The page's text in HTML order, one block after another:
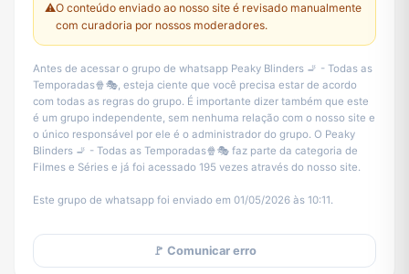
⚠️O conteúdo enviado ao nosso site é revisado manualmente
com curadoria por nossos moderadores.
Antes de acessar o grupo de whatsapp Peaky Blinders 🚬 - Todas as
Temporadas🍿🎭, esteja ciente que você precisa estar de acordo
com todas as regras do grupo. É importante dizer também que este
é um grupo independente, sem nenhuma relação com o nosso site e
o único responsável por ele é o administrador do grupo. O Peaky
Blinders 🚬 - Todas as Temporadas🍿🎭 faz parte da categoria de
Filmes e Séries e já foi acessado 195 vezes através do nosso site.
Este grupo de whatsapp foi enviado em 01/05/2026 às 10:11.
🚩 Comunicar erro